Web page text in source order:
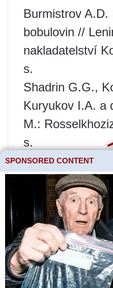
Burmistrov A.D.
bobulovin //
nakladatelství
s.
Shadrin G.G.,
Kuryukov I.A. a
M.:
s.
Levoshin V.K.
Saratov, knižní
Saratov, 1959
SPONSORED CONTENT